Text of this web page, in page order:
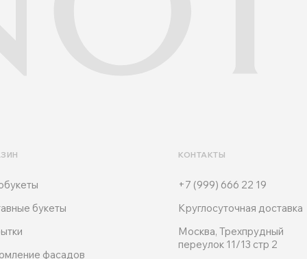
+7 (999) 666 22 19
КОНТАКТЫ
Круглосуточная доставка
Москва, Трехпрудный
переулок 11/13 стр 2
фасадов
букеты